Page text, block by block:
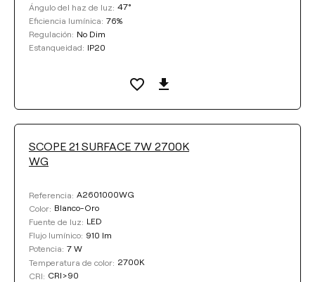
Ángulo del haz de luz: 47°
Eficiencia lumínica: 76%
Regulación: No Dim
Estanqueidad: IP20
SCOPE 21 SURFACE 7W 2700K
WG
Referencia: A2601000WG
Color: Blanco-Oro
Fuente de luz: LED
Flujo lumínico: 910 lm
Potencia: 7 W
Temperatura de color: 2700K
CRI: CRI>90